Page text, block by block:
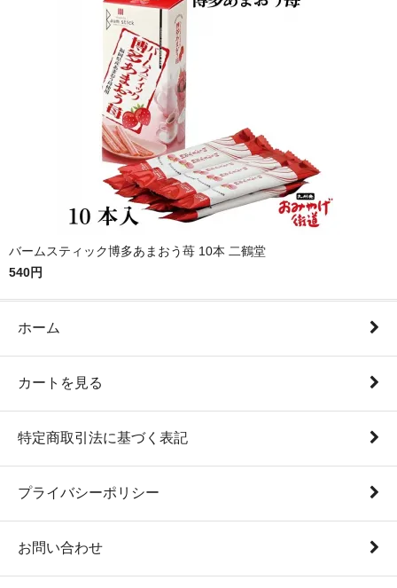
バームスティック博多あまおう苺 10本 二鶴堂
540円
ホーム
カートを見る
特定商取引法に基づく表記
プライバシーポリシー
お問い合わせ